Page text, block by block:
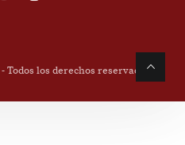
- Todos los derechos reservados.